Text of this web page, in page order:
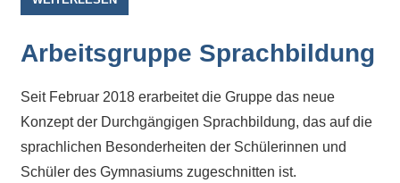
an
Schule.
Ob
Sprach-,
Mathematik-
Arbeitsgruppe Sprachbildung
Seit Februar 2018 erarbeitet die Gruppe das neue
Konzept der Durchgängigen Sprachbildung, das auf die
sprachlichen Besonderheiten der Schülerinnen und
Schüler des Gymnasiums zugeschnitten ist.